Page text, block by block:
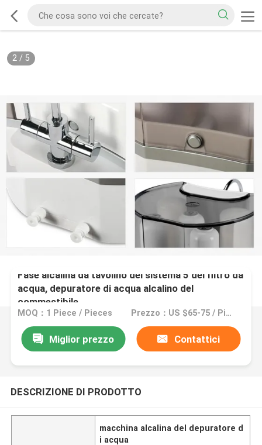
2/ 5
Fase alcalina da tavolino del sistema 5 del filtro da
acqua, depuratore di acqua alcalino del
commestibile
MOQ：1 Piece / Pieces Prezzo：US $65-75 / Pieces | 1 Piece/Pieces Desktop Alkaline water Purifier with 5Stage Q
Miglior prezzo Contattici
DESCRIZIONE DI PRODOTTO
macchina alcalina del depuratore d
i acqua